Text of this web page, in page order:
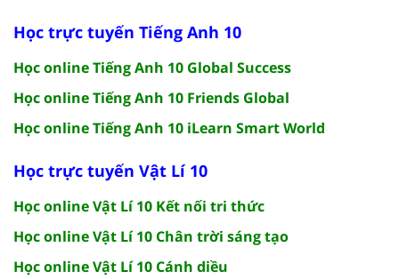
Học trực tuyến Tiếng Anh 10
Học online Tiếng Anh 10 Global Success
Học online Tiếng Anh 10 Friends Global
Học online Tiếng Anh 10 iLearn Smart World
Học trực tuyến Vật Lí 10
Học online Vật Lí 10 Kết nối tri thức
Học online Vật Lí 10 Chân trời sáng tạo
Học online Vật Lí 10 Cánh diều